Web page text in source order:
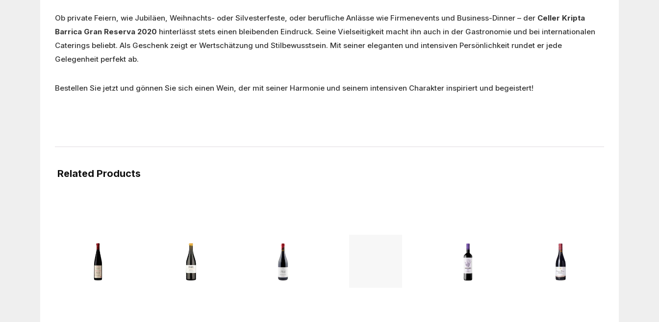
Ob private Feiern, wie Jubiläen, Weihnachts- oder Silvesterfeste, oder berufliche Anlässe wie Firmenevents und Business-Dinner – der Celler Kripta
Barrica Gran Reserva 2020 hinterlässt stets einen bleibenden Eindruck. Seine Vielseitigkeit macht ihn auch in der Gastronomie und bei internationalen
Caterings beliebt. Als Geschenk zeigt er Wertschätzung und Stilbewusstsein. Mit seiner eleganten und intensiven Persönlichkeit rundet er jede
Gelegenheit perfekt ab.
Bestellen Sie jetzt und gönnen Sie sich einen Wein, der mit seiner Harmonie und seinem intensiven Charakter inspiriert und begeistert!
Related Products